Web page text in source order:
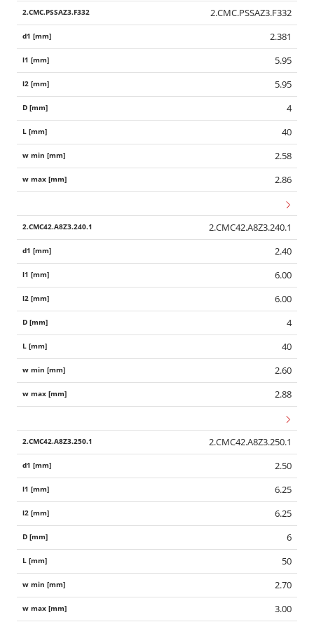
2.CMC.PSSAZ3.F332
2.381
5.95
5.95
4
40
2.58
2.86
2.CMC42.A8Z3.240.1
2.40
6.00
6.00
4
40
2.60
2.88
2.CMC42.A8Z3.250.1
2.50
6.25
6.25
6
50
2.70
3.00